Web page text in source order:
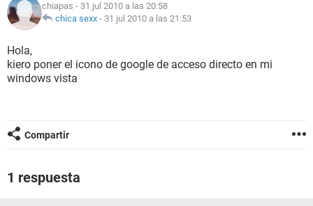
chiapas - 31 jul 2010 a las 20:58
chica sexx - 31 jul 2010 a las 21:53
Hola,
kiero poner el icono de google de acceso directo en mi
windows vista
Compartir
1 respuesta